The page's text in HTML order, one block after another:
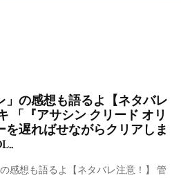
」の感想も語るよ【ネタバレ
「『アサシン クリード オリ
を遅ればせながらクリアしま
感想も語るよ【ネタバレ注意！】 管